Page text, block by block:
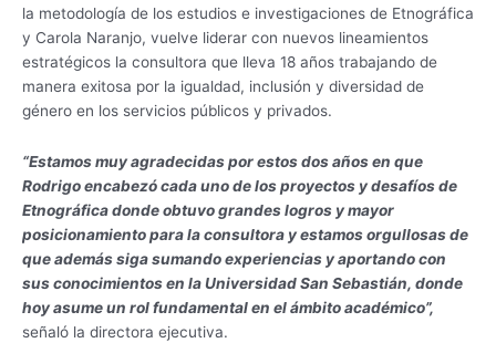
la metodología de los estudios e investigaciones de Etnográfica
y Carola Naranjo, vuelve liderar con nuevos lineamientos
estratégicos la consultora que lleva 18 años trabajando de
manera exitosa por la igualdad, inclusión y diversidad de
género en los servicios públicos y privados.
“Estamos muy agradecidas por estos dos años en que
Rodrigo encabezó cada uno de los proyectos y desafíos de
Etnográfica donde obtuvo grandes logros y mayor
posicionamiento para la consultora y estamos orgullosas de
que además siga sumando experiencias y aportando con
sus conocimientos en la Universidad San Sebastián, donde
hoy asume un rol fundamental en el ámbito académico”,
señaló la directora ejecutiva.